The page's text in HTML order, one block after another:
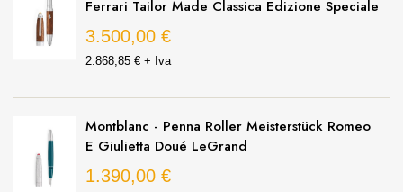
Giulietta Doué Classique
1.320,00 €
1.081,97 € + Iva
Montblanc - Penna Roller Meisterstück Romeo
E Giulietta Classique
800,00 €